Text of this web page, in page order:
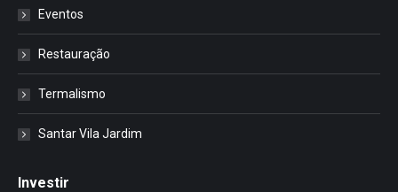
Eventos
Restauração
Termalismo
Santar Vila Jardim
Investir